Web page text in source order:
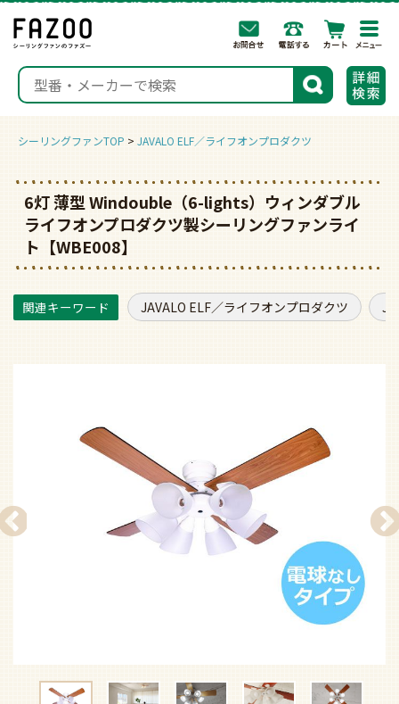
検索
シーリングファンTOP JAVALO ELF／ライフオンプロダクツ
6灯 薄型 Windouble（6-lights）ウィンダブル
ライフオンプロダクツ製シーリングファンライ
ト【WBE008】
JAVALO ELF／ライフオンプロダクツ